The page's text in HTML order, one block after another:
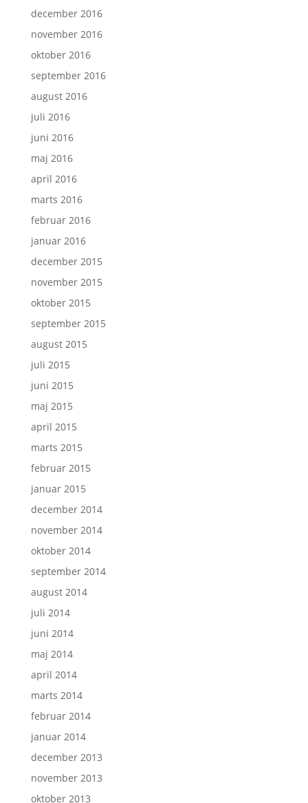
december 2016
november 2016
oktober 2016
september 2016
august 2016
juli 2016
juni 2016
maj 2016
april 2016
marts 2016
februar 2016
januar 2016
december 2015
november 2015
oktober 2015
september 2015
august 2015
juli 2015
juni 2015
maj 2015
april 2015
marts 2015
februar 2015
januar 2015
december 2014
november 2014
oktober 2014
september 2014
august 2014
juli 2014
juni 2014
maj 2014
april 2014
marts 2014
februar 2014
januar 2014
december 2013
november 2013
oktober 2013